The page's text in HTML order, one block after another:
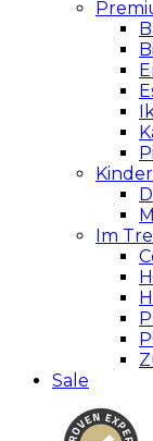
Kinder
Im
Sale